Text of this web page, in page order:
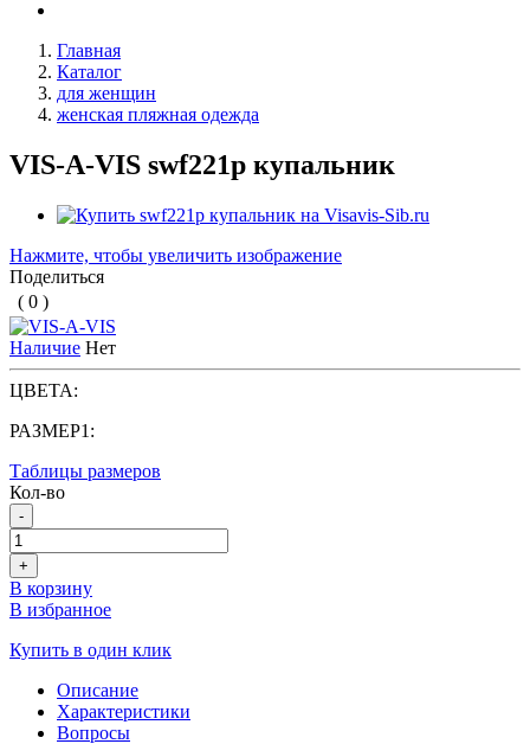
Главная
Каталог
для женщин
женская пляжная одежда
VIS-A-VIS swf221p купальник
Нажмите, чтобы увеличить изображение
Поделиться
( 0 )
Наличие Нет
ЦВЕТА:
РАЗМЕР1:
Таблицы размеров
Кол-во
-
+
В корзину
В избранное
Купить в один клик
Описание
Характеристики
Вопросы